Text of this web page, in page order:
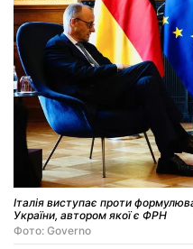
Італія виступає проти
України, автором якої є ФРН
Фото: Governo